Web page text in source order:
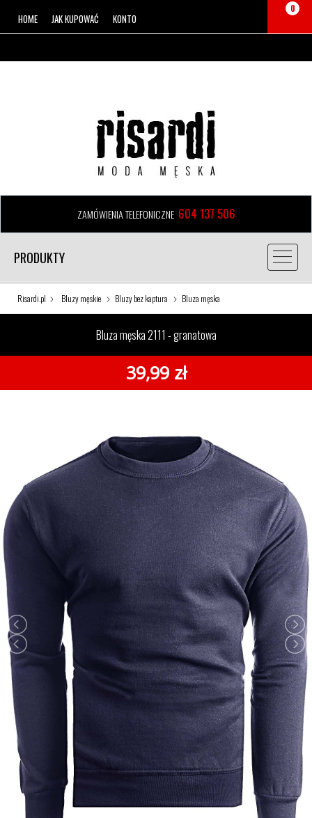
HOME JAK KUPOWAĆ KONTO
0
ZAMÓWIENIA TELEFONICZNE 604 137 506
PRODUKTY
Risardi.pl Bluzy męskie Bluzy bez kaptura Bluza męska
Bluza męska 2111 - granatowa
39,99 zł